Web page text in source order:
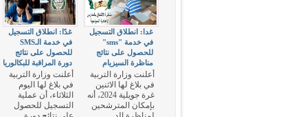
غدًا: انطلاق التسجيل
في خدمة الـSMS
للحصول على نتائج
دورة المراقبة للبكالوريا
أعلنت وزارة التربية
في بلاغ لها اليوم
الثلاثاء، أن عملية
التسجيل للحصول
غدا: انطلاق التسجيل
في خدمة "sms"
للحصول على نتائج
مناظرة السيزيام
أعلنت وزارة التربية
في بلاغ لها الاثنين
غرة جويلية 2024، أنه
بإمكان المترشحين